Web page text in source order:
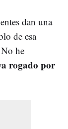
dan una
de esa
he
rogado por